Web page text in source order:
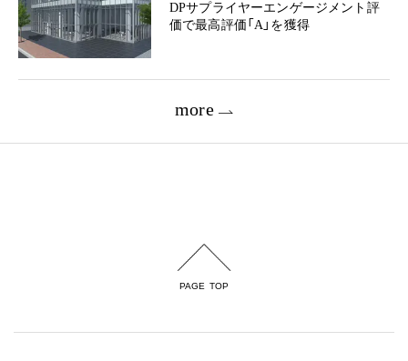
DPサプライヤーエンゲージメント評
価で最高評価「A」を獲得
more
PAGE TOP